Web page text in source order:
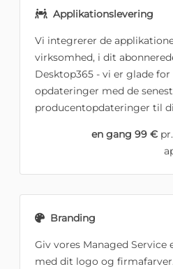
Applikationslevering
Vi integrerer de
virksomhed, i dit
Desktop365 - vi er glade
opdateringer med de
producentopdateringer til
en gang 99 €
Branding
Giv vores Managed
med dit logo og